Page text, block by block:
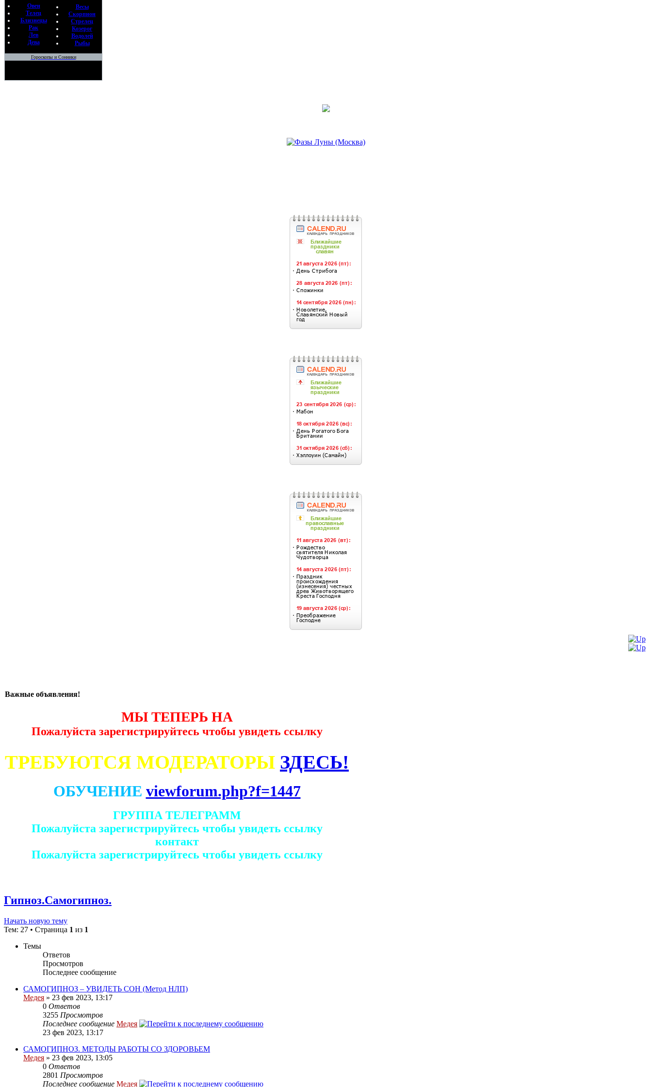
Овен
Телец
Близнецы
Рак
Лев
Дева
Весы
Скорпион
Стрелец
Козерог
Водолей
Рыбы
Гороскопы и Сонники
Важные объявления!
МЫ ТЕПЕРЬ НА
Пожалуйста зарегистрируйтесь чтобы увидеть ссылку
ТРЕБУЮТСЯ МОДЕРАТОРЫ ЗДЕСЬ!
ОБУЧЕНИЕ viewforum.php?f=1447
ГРУППА ТЕЛЕГРАММ
Пожалуйста зарегистрируйтесь чтобы увидеть ссылку
контакт
Пожалуйста зарегистрируйтесь чтобы увидеть ссылку
Гипноз.Самогипноз.
Начать новую тему
Тем: 27 • Страница 1 из 1
Темы
Ответов
Просмотров
Последнее сообщение
САМОГИПНОЗ – УВИДЕТЬ СОН (Метод НЛП)
Медея » 23 фев 2023, 13:17
0 Ответов
3255 Просмотров
Последнее сообщение Медея
23 фев 2023, 13:17
САМОГИПНОЗ. МЕТОДЫ РАБОТЫ СО ЗДОРОВЬЕМ
Медея » 23 фев 2023, 13:05
0 Ответов
2801 Просмотров
Последнее сообщение Медея